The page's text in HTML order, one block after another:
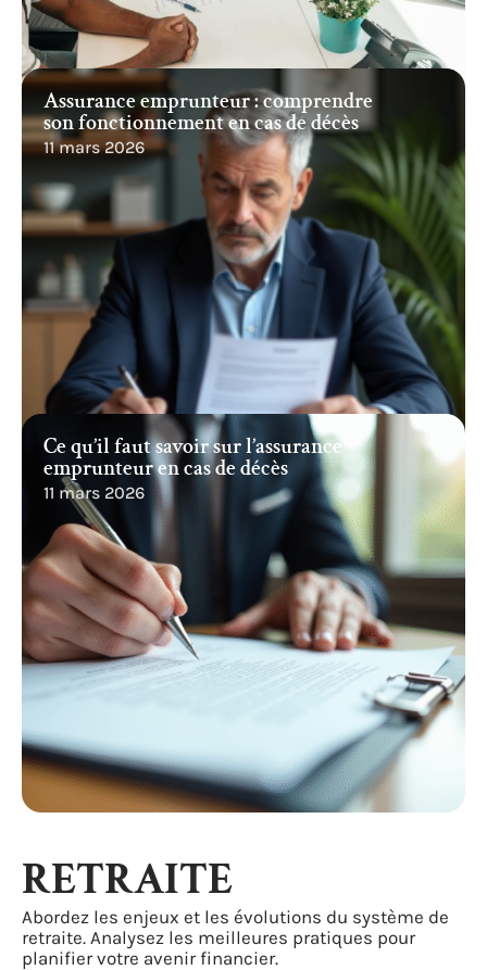
Assurance emprunteur : comprendre
son fonctionnement en cas de décès
11 mars 2026
Ce qu’il faut savoir sur l’assurance
emprunteur en cas de décès
11 mars 2026
RETRAITE
Abordez les enjeux et les évolutions du système de
retraite. Analysez les meilleures pratiques pour
planifier votre avenir financier.